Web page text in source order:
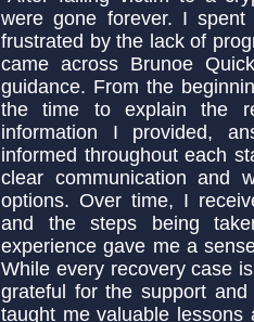
were gone forever. I
frustrated by the lack of
came across Brunoe
guidance. From the
the time to explain the
information I provided,
informed throughout each
clear communication and
options. Over time, I
and the steps being
experience gave me a
While every recovery case
grateful for the support
taught me valuable lessons